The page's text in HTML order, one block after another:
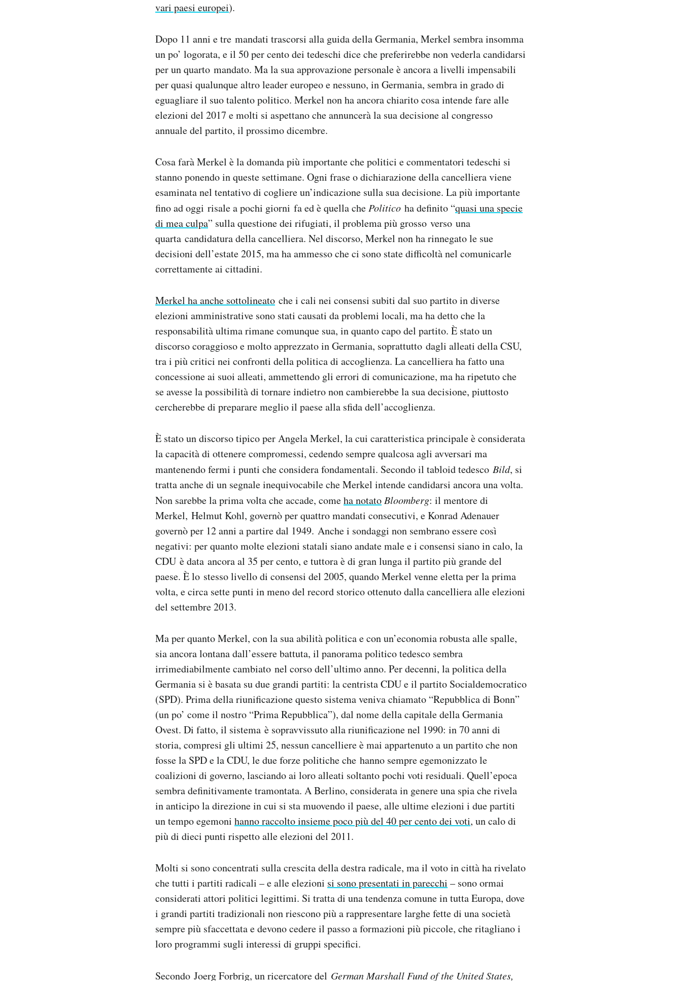
vari paesi europei).
Dopo 11 anni e tre mandati trascorsi alla guida della Germania, Merkel sembra insomma
un po’ logorata, e il 50 per cento dei tedeschi dice che preferirebbe non vederla candidarsi
per un quarto mandato. Ma la sua approvazione personale è ancora a livelli impensabili
per quasi qualunque altro leader europeo e nessuno, in Germania, sembra in grado di
eguagliare il suo talento politico. Merkel non ha ancora chiarito cosa intende fare alle
elezioni del 2017 e molti si aspettano che annuncerà la sua decisione al congresso
annuale del partito, il prossimo dicembre.
Cosa farà Merkel è la domanda più importante che politici e commentatori tedeschi si
stanno ponendo in queste settimane. Ogni frase o dichiarazione della cancelliera viene
esaminata nel tentativo di cogliere un’indicazione sulla sua decisione. La più importante
fino ad oggi risale a pochi giorni fa ed è quella chePolitico ha definito “quasi una specie
di mea culpa” sulla questione dei rifugiati, il problema più grosso verso una
quarta candidatura della cancelliera. Nel discorso, Merkel non ha rinnegato le sue
decisioni dell’estate 2015, ma ha ammesso che ci sono state difficoltà nel comunicarle
correttamente ai cittadini.
Merkel ha anche sottolineato che i cali nei consensi subiti dal suo partito in diverse
elezioni amministrative sono stati causati da problemi locali, ma ha detto che la
responsabilità ultima rimane comunque sua, in quanto capo del partito. È stato un
discorso coraggioso e molto apprezzato in Germania, soprattutto dagli alleati della CSU,
tra i più critici nei confronti della politica di accoglienza. La cancelliera ha fatto una
concessione ai suoi alleati, ammettendo gli errori di comunicazione, ma ha ripetuto che
se avesse la possibilità di tornare indietro non cambierebbe la sua decisione, piuttosto
cercherebbe di preparare meglio il paese alla sfida dell’accoglienza.
È stato un discorso tipico per Angela Merkel, la cui caratteristica principale è considerata
la capacità di ottenere compromessi, cedendo sempre qualcosa agli avversari ma
mantenendo fermi i punti che considera fondamentali. Secondo il tabloid tedesco Bild, si
tratta anche di un segnale inequivocabile che Merkel intende candidarsi ancora una volta.
Non sarebbe la prima volta che accade, comeha notatoBloomberg: il mentore di
Merkel, Helmut Kohl, governò per quattro mandati consecutivi, e Konrad Adenauer
governò per 12 anni a partire dal 1949. Anche i sondaggi non sembrano essere così
negativi: per quanto molte elezioni statali siano andate male e i consensi siano in calo, la
CDU è data ancora al 35 per cento, e tuttora è di gran lunga il partito più grande del
paese. È lo stesso livello di consensi del 2005, quando Merkel venne eletta per la prima
volta, e circa sette punti in meno del record storico ottenuto dalla cancelliera alle elezioni
del settembre 2013.
Ma per quanto Merkel, con la sua abilità politica e con un’economia robusta alle spalle,
sia ancora lontana dall’essere battuta, il panorama politico tedesco sembra
irrimediabilmente cambiato nel corso dell’ultimo anno. Per decenni, la politica della
Germania si è basata su due grandi partiti: la centrista CDU e il partito Socialdemocratico
(SPD). Prima della riunificazione questo sistema veniva chiamato “Repubblica di Bonn”
(un po’ come il nostro “Prima Repubblica”), dal nome della capitale della Germania
Ovest. Di fatto, il sistema è sopravvissuto alla riunificazione nel 1990: in 70 anni di
storia, compresi gli ultimi 25, nessun cancelliere è mai appartenuto a un partito che non
fosse la SPD e la CDU, le due forze politiche che hanno sempre egemonizzato le
coalizioni di governo, lasciando ai loro alleati soltanto pochi voti residuali. Quell’epoca
sembra definitivamente tramontata. A Berlino, considerata in genere una spia che rivela
in anticipo la direzione in cui si sta muovendo il paese, alle ultime elezioni i due partiti
un tempo egemoni hanno raccolto insieme poco più del 40 per cento dei voti, un calo di
più di dieci punti rispetto alle elezioni del 2011.
Molti si sono concentrati sulla crescita della destra radicale, ma il voto in città ha rivelato
che tutti i partiti radicali – e alle elezioni si sono presentati in parecchi – sono ormai
considerati attori politici legittimi. Si tratta di una tendenza comune in tutta Europa, dove
i grandi partiti tradizionali non riescono più a rappresentare larghe fette di una società
sempre più sfaccettata e devono cedere il passo a formazioni più piccole, che ritagliano i
loro programmi sugli interessi di gruppi specifici.
Secondo Joerg Forbrig, un ricercatore del German Marshall Fund of the United States,